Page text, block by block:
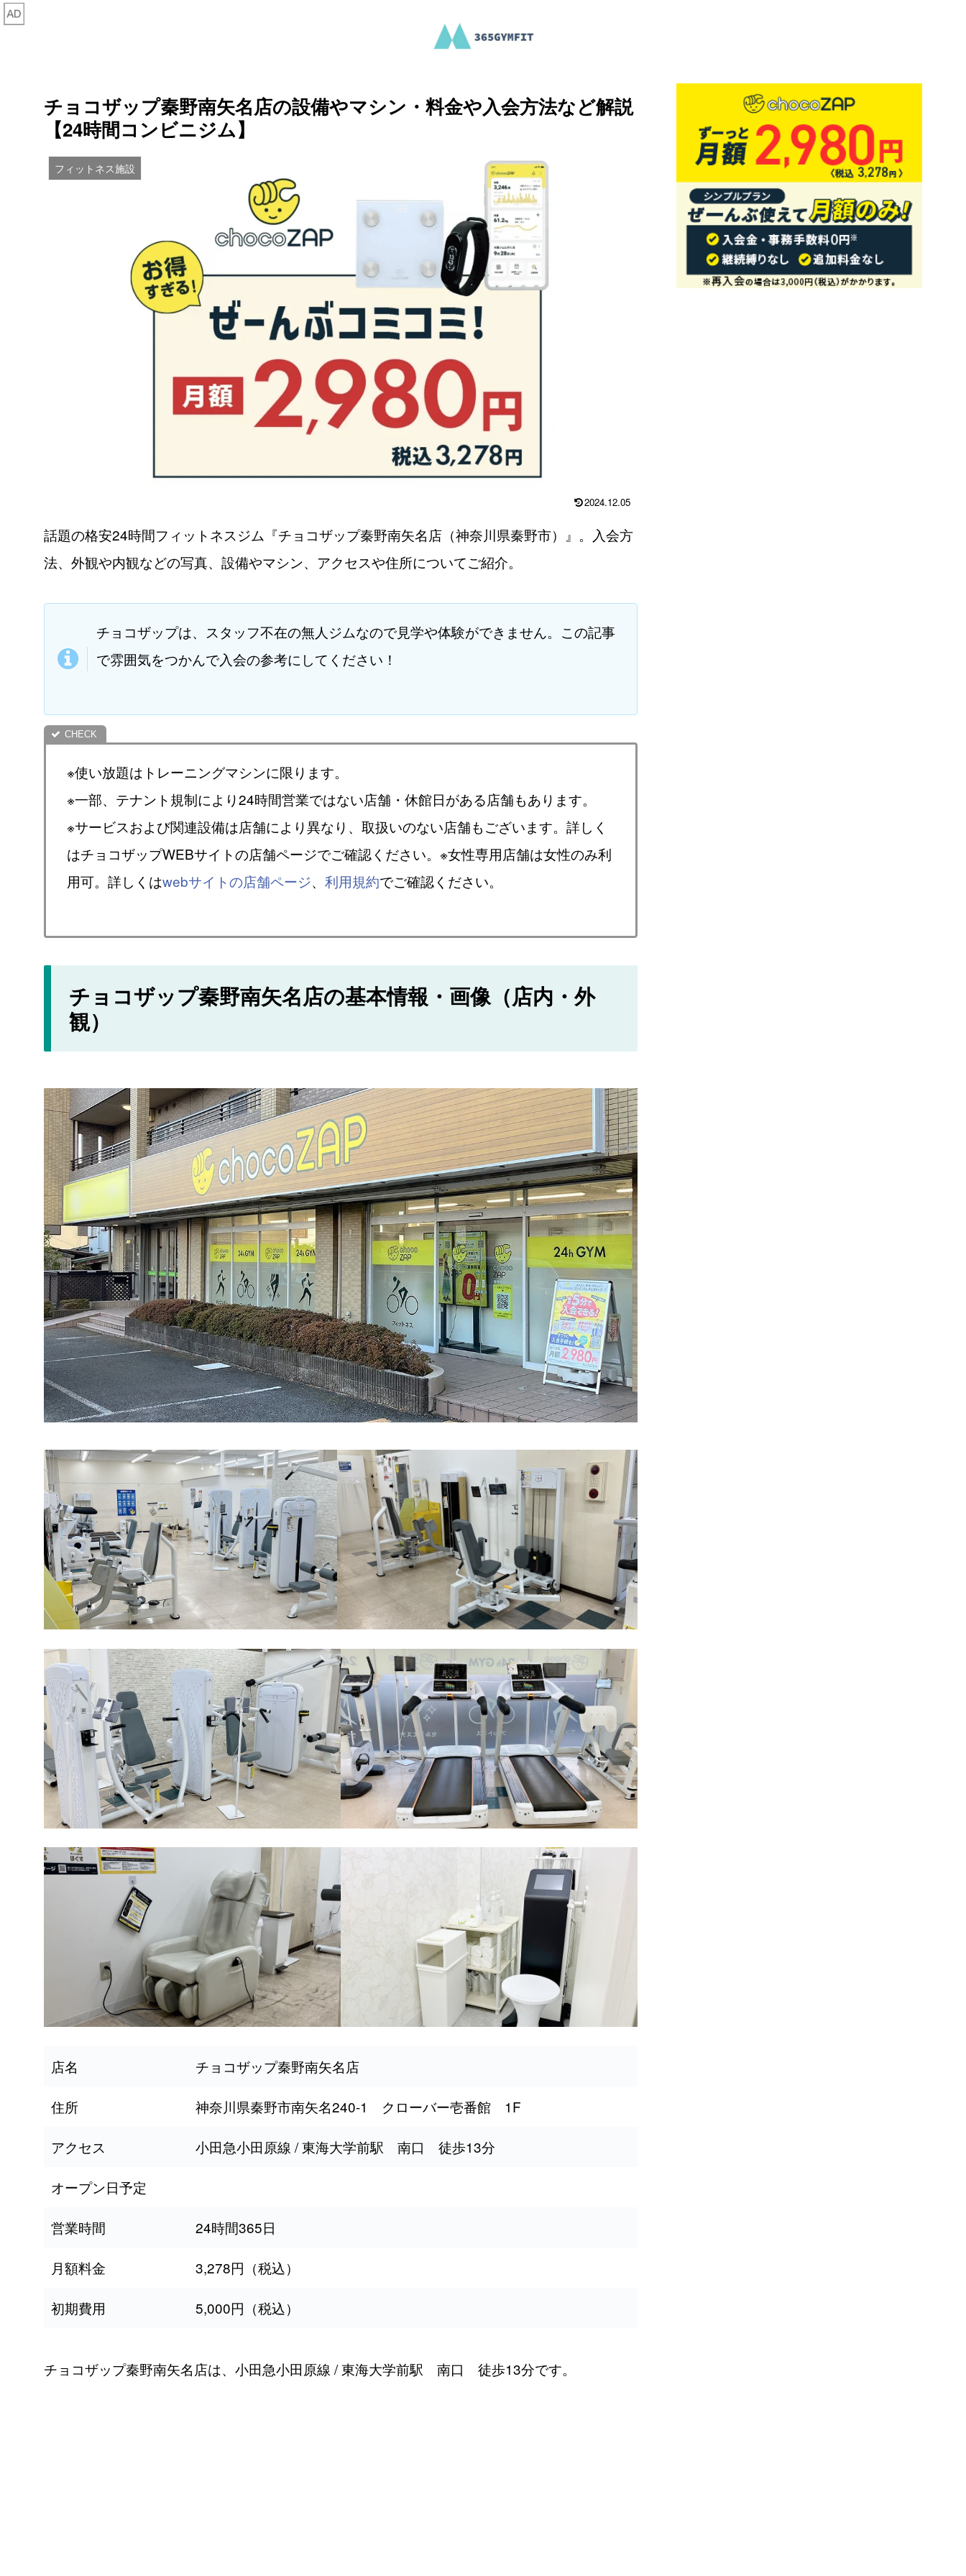
チョコザップ秦野南矢名店の設備やマシン・料金や入会方法など解説
【24時間コンビニジム】
フィットネス施設
2024.12.05
話題の格安24時間フィットネスジム『チョコザップ秦野南矢名店（神奈川県秦野市）』。入会方
法、外観や内観などの写真、設備やマシン、アクセスや住所についてご紹介。
チョコザップは、スタッフ不在の無人ジムなので見学や体験ができません。この記事
で雰囲気をつかんで入会の参考にしてください！
※使い放題はトレーニングマシンに限ります。
※一部、テナント規制により24時間営業ではない店舗・休館日がある店舗もあります。
※サービスおよび関連設備は店舗により異なり、取扱いのない店舗もございます。詳しく
はチョコザップWEBサイトの店舗ページでご確認ください。※女性専用店舗は女性のみ利
用可。詳しくはwebサイトの店舗ページ、 利用規約でご確認ください。
チョコザップ秦野南矢名店の基本情報・画像（店内・外
観）
店名 チョコザップ秦野南矢名店
住所 神奈川県秦野市南矢名240-1 クローバー壱番館 1F
アクセス 小田急小田原線 / 東海大学前駅 南口 徒歩13分
オープン日予定
営業時間 24時間365日
月額料金 3,278円（税込）
初期費用 5,000円（税込）
チョコザップ秦野南矢名店は、小田急小田原線 / 東海大学前駅 南口 徒歩13分です。